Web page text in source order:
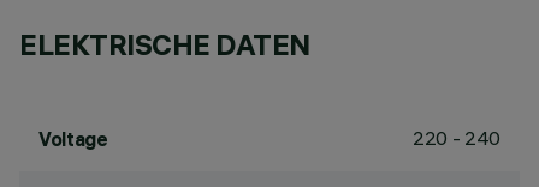
ELEKTRISCHE DATEN
Voltage 220 - 240